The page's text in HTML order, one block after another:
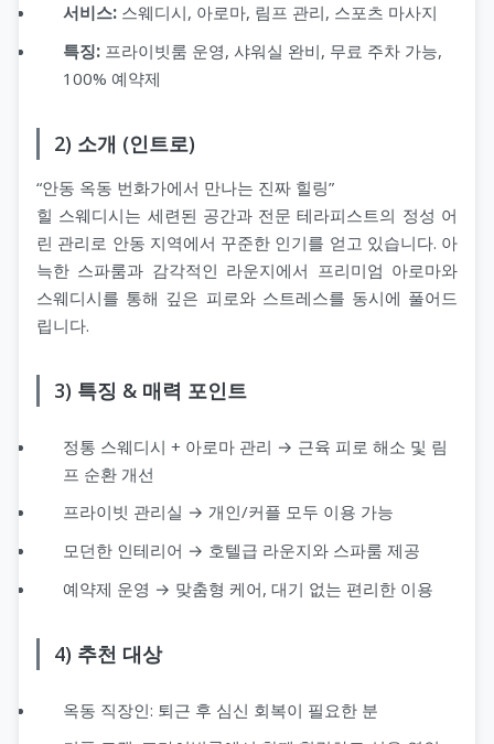
서비스: 스웨디시, 아로마, 림프 관리, 스포츠 마사지
특징: 프라이빗룸 운영, 샤워실 완비, 무료 주차 가능,
100% 예약제
2) 소개 (인트로)
“안동 옥동 번화가에서 만나는 진짜 힐링”
힐 스웨디시는 세련된 공간과 전문 테라피스트의 정성 어
린 관리로 안동 지역에서 꾸준한 인기를 얻고 있습니다. 아
늑한 스파룸과 감각적인 라운지에서 프리미엄 아로마와
스웨디시를 통해 깊은 피로와 스트레스를 동시에 풀어드
립니다.
3) 특징 & 매력 포인트
정통 스웨디시 + 아로마 관리 → 근육 피로 해소 및 림
프 순환 개선
프라이빗 관리실 → 개인/커플 모두 이용 가능
모던한 인테리어 → 호텔급 라운지와 스파룸 제공
예약제 운영 → 맞춤형 케어, 대기 없는 편리한 이용
4) 추천 대상
옥동 직장인: 퇴근 후 심신 회복이 필요한 분